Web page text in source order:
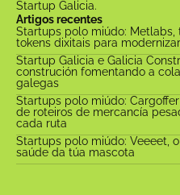
Artigos recentes
Startups polo miúdo:
tokens dixitais para
Startup Galicia e Galicia
construción fomentando a
galegas
Startups polo miúdo:
de roteiros de mercancía
cada ruta
Startups polo miúdo: Veeeet,
saúde da túa mascota
Startup Galicia.